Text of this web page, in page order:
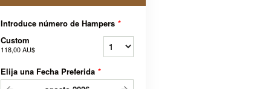
Introduce número de Hampers *
Custom
118,00 AU$
Elija una Fecha Preferida *